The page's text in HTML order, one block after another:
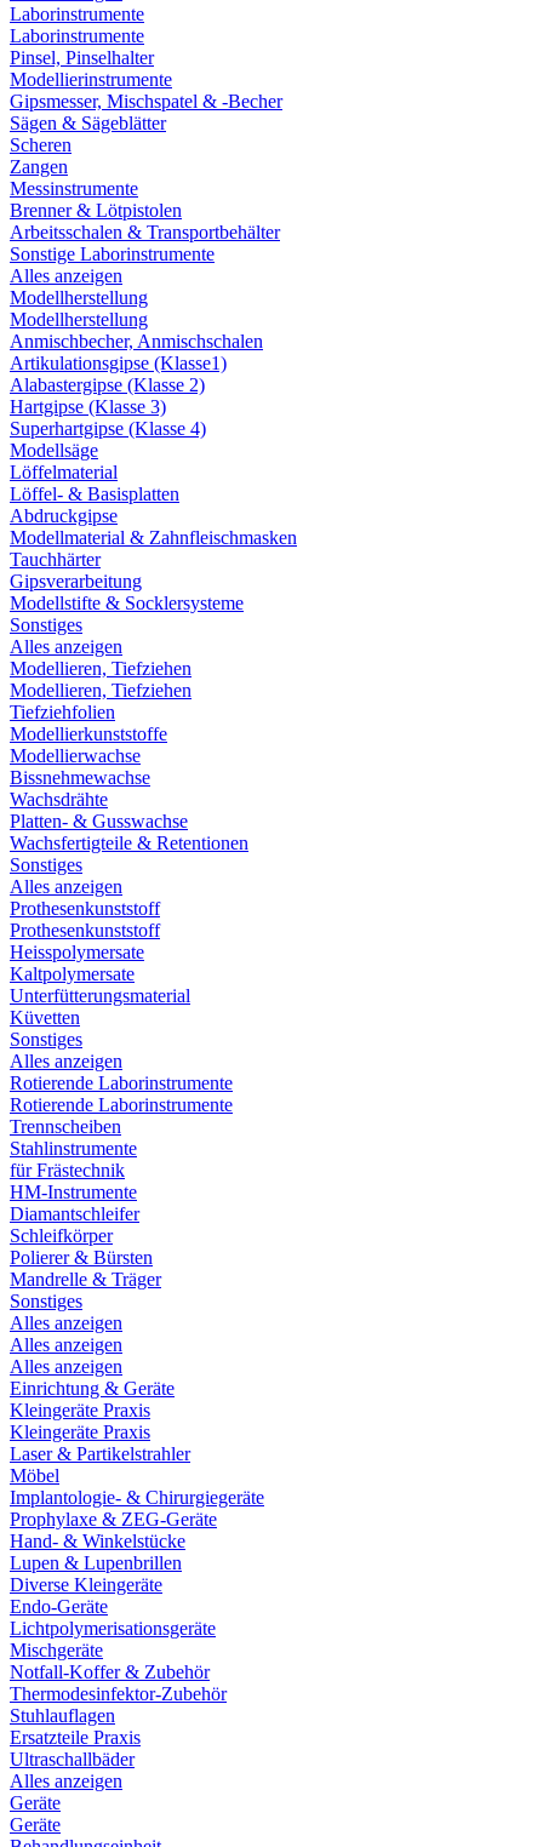
Laborinstrumente
Laborinstrumente
Pinsel, Pinselhalter
Modellierinstrumente
Gipsmesser, Mischspatel & -Becher
Sägen & Sägeblätter
Scheren
Zangen
Messinstrumente
Brenner & Lötpistolen
Arbeitsschalen & Transportbehälter
Sonstige Laborinstrumente
Alles anzeigen
Modellherstellung
Modellherstellung
Anmischbecher, Anmischschalen
Artikulationsgipse (Klasse1)
Alabastergipse (Klasse 2)
Hartgipse (Klasse 3)
Superhartgipse (Klasse 4)
Modellsäge
Löffelmaterial
Löffel- & Basisplatten
Abdruckgipse
Modellmaterial & Zahnfleischmasken
Tauchhärter
Gipsverarbeitung
Modellstifte & Socklersysteme
Sonstiges
Alles anzeigen
Modellieren, Tiefziehen
Modellieren, Tiefziehen
Tiefziehfolien
Modellierkunststoffe
Modellierwachse
Bissnehmewachse
Wachsdrähte
Platten- & Gusswachse
Wachsfertigteile & Retentionen
Sonstiges
Alles anzeigen
Prothesenkunststoff
Prothesenkunststoff
Heisspolymersate
Kaltpolymersate
Unterfütterungsmaterial
Küvetten
Sonstiges
Alles anzeigen
Rotierende Laborinstrumente
Rotierende Laborinstrumente
Trennscheiben
Stahlinstrumente
für Frästechnik
HM-Instrumente
Diamantschleifer
Schleifkörper
Polierer & Bürsten
Mandrelle & Träger
Sonstiges
Alles anzeigen
Alles anzeigen
Alles anzeigen
Einrichtung & Geräte
Kleingeräte Praxis
Kleingeräte Praxis
Laser & Partikelstrahler
Möbel
Implantologie- & Chirurgiegeräte
Prophylaxe & ZEG-Geräte
Hand- & Winkelstücke
Lupen & Lupenbrillen
Diverse Kleingeräte
Endo-Geräte
Lichtpolymerisationsgeräte
Mischgeräte
Notfall-Koffer & Zubehör
Thermodesinfektor-Zubehör
Stuhlauflagen
Ersatzteile Praxis
Ultraschallbäder
Alles anzeigen
Geräte
Geräte